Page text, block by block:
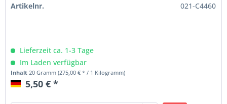
Artikelnr. 021-C4460
Lieferzeit ca. 1-3 Tage
Im Laden verfügbar
Inhalt 20 Gramm(275,00 € * / 1 Kilogramm)
5,50 € *